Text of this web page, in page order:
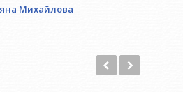
Михайлова